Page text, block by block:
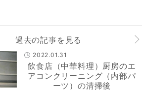
過去の記事を見る
2022.01.31
飲食店（中華料理）厨房のエ
アコンクリーニング（内部パ
ーツ）の清掃後